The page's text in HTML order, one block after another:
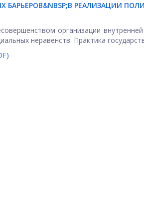
В РЕАЛИЗАЦИИ
организации
неравенств. Практика